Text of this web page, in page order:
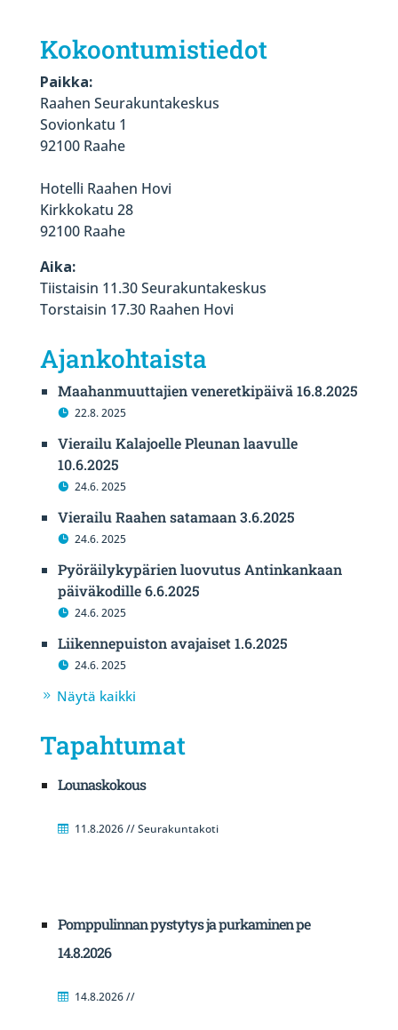
Kokoontumistiedot
Paikka:
Raahen Seurakuntakeskus
Sovionkatu 1
92100 Raahe
Hotelli Raahen Hovi
Kirkkokatu 28
92100 Raahe
Aika:
Tiistaisin 11.30 Seurakuntakeskus
Torstaisin 17.30 Raahen Hovi
Ajankohtaista
Maahanmuuttajien veneretkipäivä 16.8.2025
22.8. 2025
Vierailu Kalajoelle Pleunan laavulle
10.6.2025
24.6. 2025
Vierailu Raahen satamaan 3.6.2025
24.6. 2025
Pyöräilykypärien luovutus Antinkankaan
päiväkodille 6.6.2025
24.6. 2025
Liikennepuiston avajaiset 1.6.2025
24.6. 2025
Näytä kaikki
Tapahtumat
Lounaskokous
11.8.2026 // Seurakuntakoti
Pomppulinnan pystytys ja purkaminen pe
14.8.2026
14.8.2026 //